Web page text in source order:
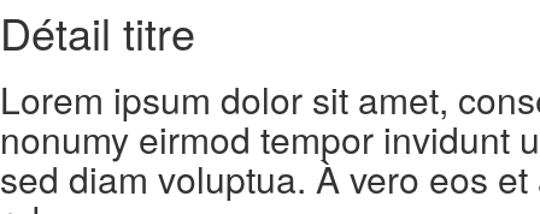
Détail titre
Lorem ipsum dolor sit amet,
nonumy eirmod tempor invidunt
sed diam voluptua. À vero eos